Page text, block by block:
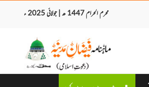
محرم الحرام 1447 ھ | جولائی 2025 ء